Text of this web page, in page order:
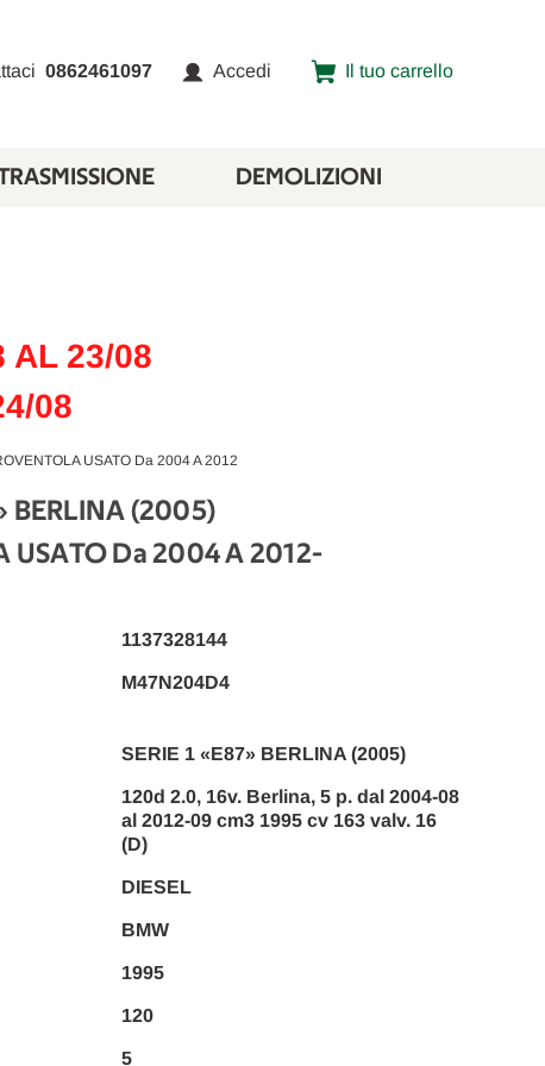
0862461097 Accedi Il tuo carrello
DEMOLIZIONI
AL 23/08
08
USATO Da 2004 A 2012
BERLINA (2005)
USATO Da 2004 A 2012-
SERIE 1 «E87» BERLINA (2005)
120d 2.0, 16v. Berlina, 5 p. dal 2004-08
al 2012-09 cm3 1995 cv 163 valv. 16
(D)
1137328144
1995
DIESEL
M47N204D4
BMW
120
5